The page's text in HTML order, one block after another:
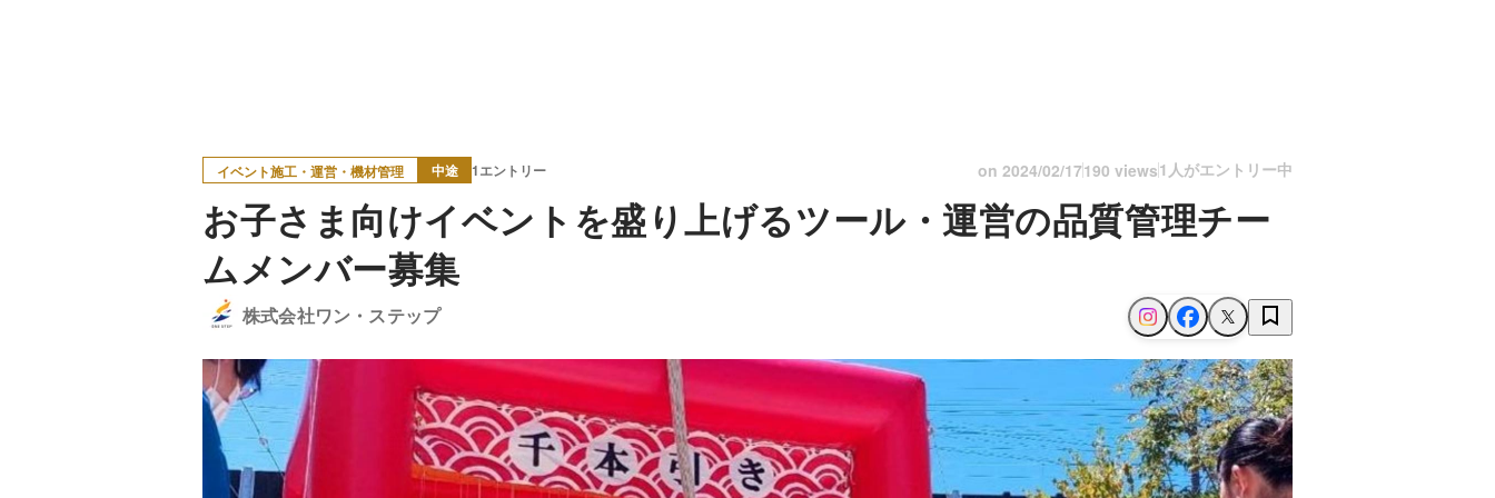
イベント施工・運営・機材管理 中途 1エントリー on 2024/02/17190 views1人がエントリー中
お子さま向けイベントを盛り上げるツール・運営の品質管理チー
ムメンバー募集
株式会社ワン・ステップ